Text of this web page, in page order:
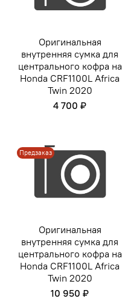
Оригинальная
внутренняя сумка для
центрального кофра на
Honda CRF1100L Africa
Twin 2020
4 700 ₽
Предзаказ
Оригинальная
внутренняя сумка для
центрального кофра на
Honda CRF1100L Africa
Twin 2020
10 950 ₽